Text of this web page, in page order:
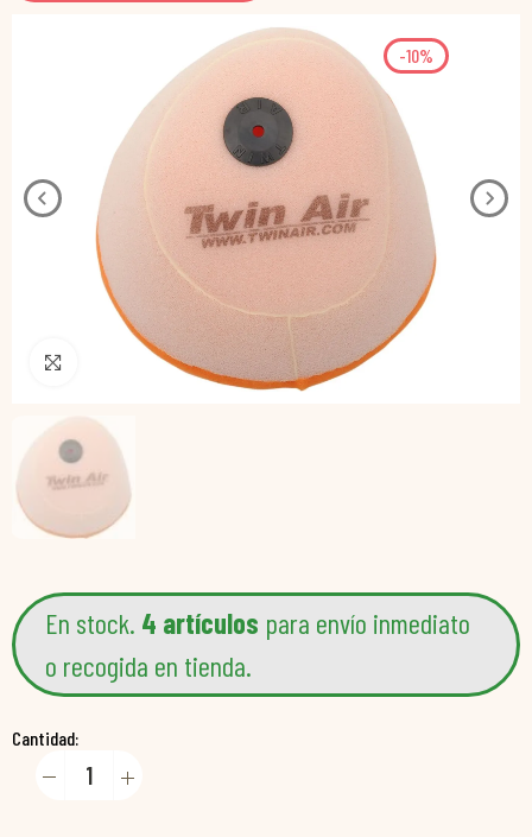
-10%
Pincha para agrandar
En stock. 4 artículos para envío inmediato
o recogida en tienda.
Cantidad: